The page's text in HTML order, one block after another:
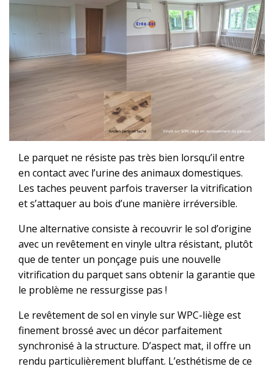
Le parquet ne résiste pas très bien lorsqu’il entre
en contact avec l’urine des animaux domestiques.
Les taches peuvent parfois traverser la vitrification
et s’attaquer au bois d’une manière irréversible.
Une alternative consiste à recouvrir le sol d’origine
avec un revêtement en vinyle ultra résistant, plutôt
que de tenter un ponçage puis une nouvelle
vitrification du parquet sans obtenir la garantie que
le problème ne ressurgisse pas !
Le revêtement de sol en vinyle sur WPC-liège est
finement brossé avec un décor parfaitement
synchronisé à la structure. D’aspect mat, il offre un
rendu particulièrement bluffant. L’esthétisme de ce